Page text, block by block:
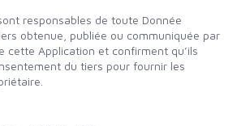
responsables de toute Donnée
obtenue, publiée ou communiquée par
cette Application et confirment qu’ils
du tiers pour fournir les